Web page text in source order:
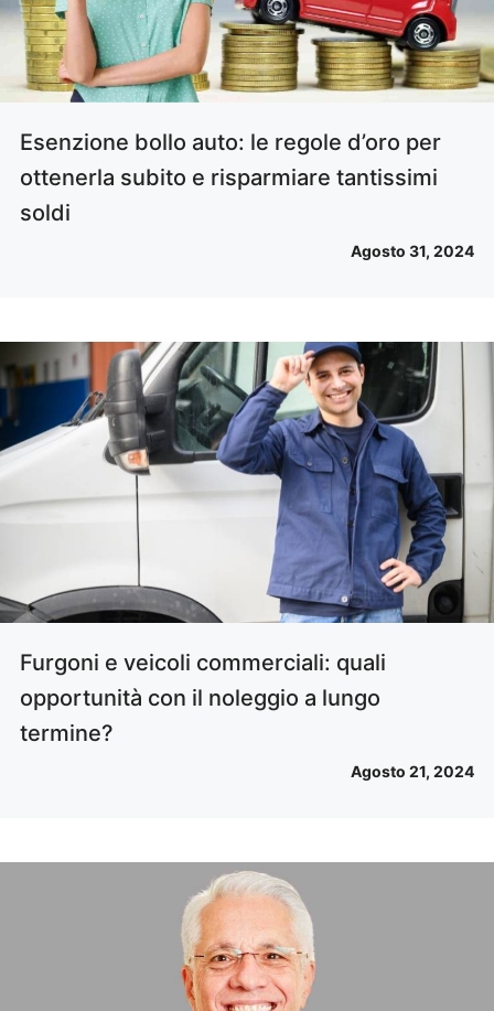
Esenzione bollo auto: le regole d’oro per
ottenerla subito e risparmiare tantissimi
soldi
Agosto 31, 2024
Furgoni e veicoli commerciali: quali
opportunità con il noleggio a lungo
termine?
Agosto 21, 2024